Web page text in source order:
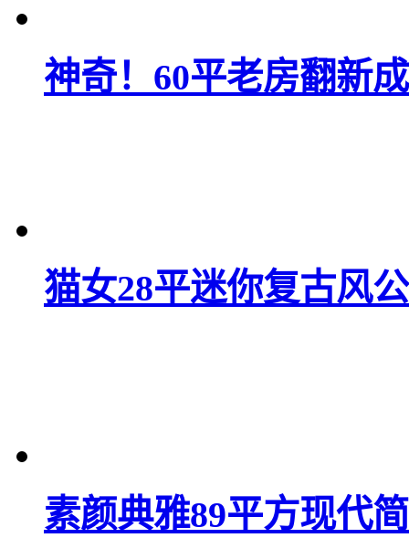
神奇！60平老房翻新
猫女28平迷你复古风
素颜典雅89平方现代